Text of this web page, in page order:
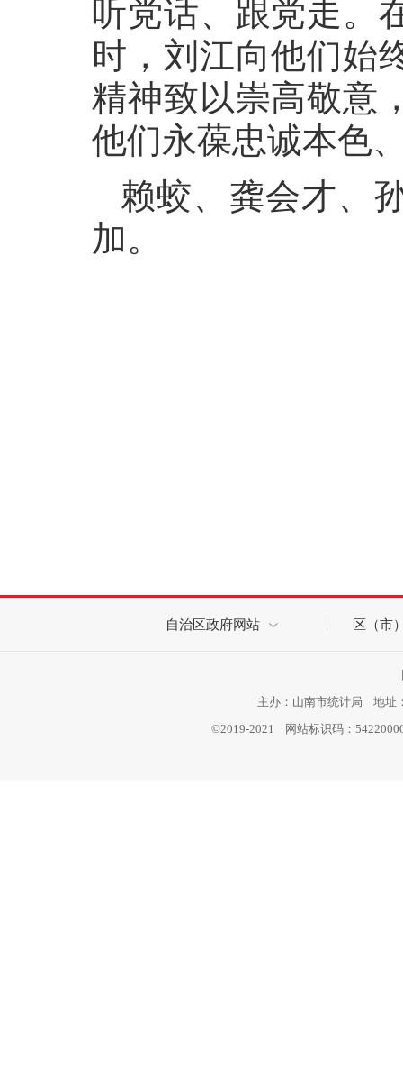
听党话、跟党走。
时，刘江向他们始
精神致以崇高敬意
他们永葆忠诚本色
赖蛟、龚会才、
加。
自治区政府网站 区（市
主办：山南市统计局 地址
©2019-2021 网站标识码：